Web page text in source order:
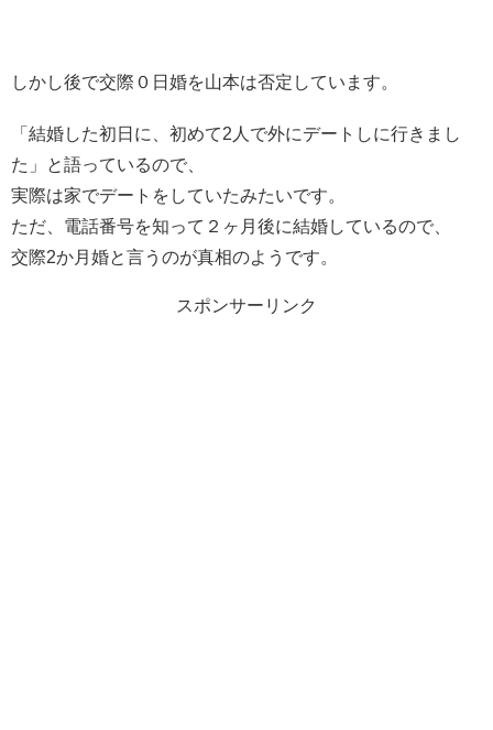
しかし後で交際０日婚を山本は否定しています。
「結婚した初日に、初めて2人で外にデートしに行きまし
た」と語っているので、
実際は家でデートをしていたみたいです。
ただ、電話番号を知って２ヶ月後に結婚しているので、
交際2か月婚と言うのが真相のようです。
スポンサーリンク